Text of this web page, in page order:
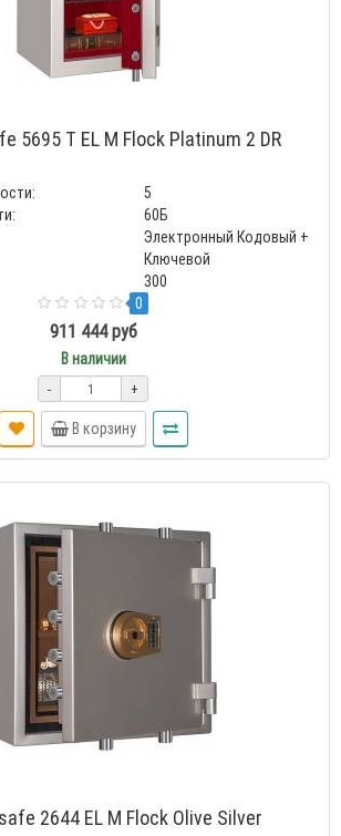
5695 T EL M Flock Platinum 2 DR
5
60Б
Электронный Кодовый +
Ключевой
300
0
911 444 руб
В наличии
- +
В корзину
2644 EL M Flock Olive Silver